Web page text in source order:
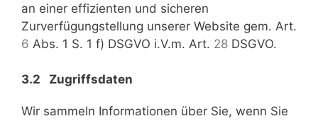
an einer effizienten und sicheren
Zurverfügungstellung unserer Website gem. Art.
6 Abs. 1 S. 1 f) DSGVO i.V.m. Art. 28 DSGVO.
3.2 Zugriffsdaten
Wir sammeln Informationen über Sie, wenn Sie